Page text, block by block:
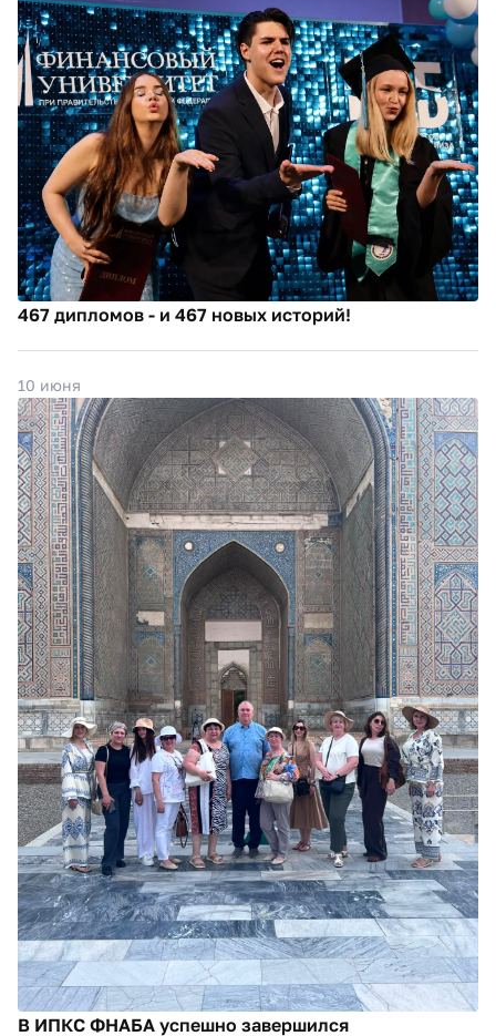
467 дипломов - и 467 новых историй!
10 июня
В ИПКС ФНАБА успешно завершился